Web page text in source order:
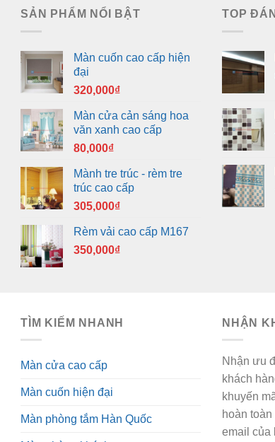
SẢN PHẨM NỔI BẬT
Màn cuốn cao cấp hiện
đại
320,000₫
Màn cửa cản sáng hoa
văn xanh cao cấp
80,000₫
Mành tre trúc - rèm tre
trúc cao cấp
305,000₫
Rèm vải cao cấp M167
350,000₫
TOP
TÌM KIẾM NHANH
Màn cửa cao cấp
Màn cuốn hiện đại
Màn phòng tắm Hàn Quốc
NHẬN
Nhận ưu
khách
khuyến
hoàn
email của